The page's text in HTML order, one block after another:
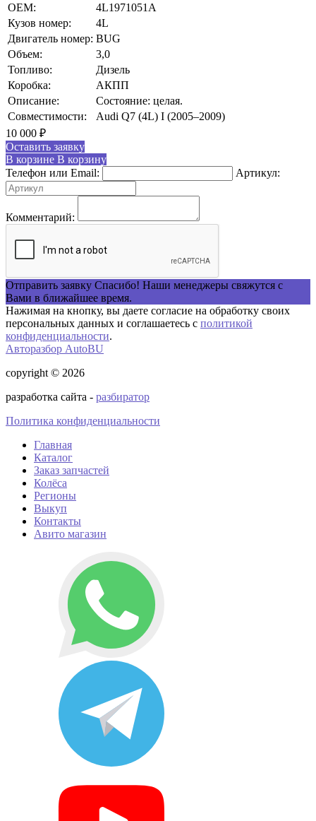
OEM:
4L1971051A
Кузов номер:
4L
Двигатель номер: BUG
Объем:
3,0
Топливо:
Дизель
Коробка:
АКПП
Описание:
Состояние: целая.
Совместимости:
Audi Q7 (4L) I (2005–2009)
10 000 ₽
Оставить заявку
В корзине В корзину
Телефон или Email:
Артикул:
Комментарий:
Отправить заявку Спасибо! Наши менеджеры свяжутся с
Вами в ближайшее время.
Нажимая на кнопку, вы даете согласие на обработку своих
персональных данных и соглашаетесь с политикой
конфиденциальности.
Авторазбор AutoBU
copyright © 2026
разработка сайта - разбиратор
Политика конфиденциальности
Главная
Каталог
Заказ запчастей
Колёса
Регионы
Выкуп
Контакты
Авито магазин